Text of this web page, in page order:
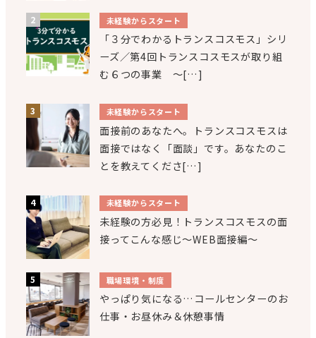
未経験からスタート
「３分でわかるトランスコスモス」シリ
ーズ／第4回トランスコスモスが取り組
む６つの事業 ～[…]
未経験からスタート
面接前のあなたへ。トランスコスモスは
面接ではなく「面談」です。あなたのこ
とを教えてくださ[…]
未経験からスタート
未経験の方必見！トランスコスモスの面
接ってこんな感じ～WEB面接編～
職場環境・制度
やっぱり気になる…コールセンターのお
仕事・お昼休み＆休憩事情